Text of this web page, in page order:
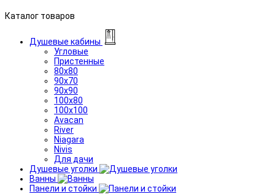
Каталог товаров
Душевые кабины
Угловые
Пристенные
80x80
90x70
90x90
100x80
100x100
Avacan
River
Niagara
Nivis
Для дачи
Душевые уголки
Ванны
Панели и стойки